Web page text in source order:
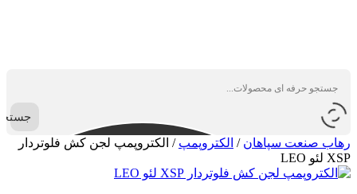
رهاب صنعت سپاهان / الکتروپمپ / الکتروپمپ لجن کش فلوتردار
XSP لئو LEO